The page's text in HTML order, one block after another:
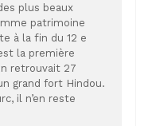
plus beaux
patrimoine
à la fin du 12 e
la première
retrouvait 27
grand fort Hindou.
il n’en reste